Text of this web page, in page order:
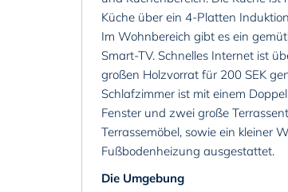
Küche über ein 4-Platten
Im Wohnbereich gibt es ein
Smart-TV. Schnelles Internet ist
großen Holzvorrat für 200 SEK
Schlafzimmer ist mit einem
Fenster und zwei große
Terrassemöbel, sowie ein kleiner
Fußbodenheizung ausgestattet.
Die Umgebung